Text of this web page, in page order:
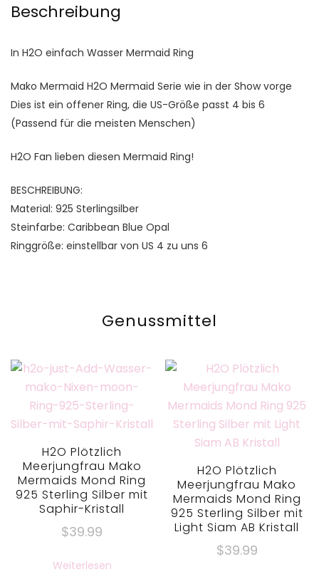
Beschreibung
In H2O einfach Wasser Mermaid Ring
Mako Mermaid H2O Mermaid Serie wie in der Show vorge
Dies ist ein offener Ring, die US-Größe passt 4 bis 6
(Passend für die meisten Menschen)
H2O Fan lieben diesen Mermaid Ring!
BESCHREIBUNG:
Material: 925 Sterlingsilber
Steinfarbe: Caribbean Blue Opal
Ringgröße: einstellbar von US 4 zu uns 6
Genussmittel
H2O Plötzlich
Meerjungfrau Mako
Mermaids Mond Ring
925 Sterling Silber mit
Saphir-Kristall
$39.99
Weiterlesen
H2O Plötzlich
Meerjungfrau Mako
Mermaids Mond Ring
925 Sterling Silber mit
Light Siam AB Kristall
$39.99